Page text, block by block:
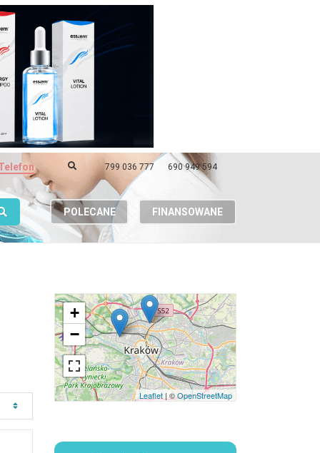
799 036 777 690 949 594
POLECANE FINANSOWANE
+
−
Leaflet | ©OpenStreetMap